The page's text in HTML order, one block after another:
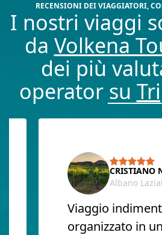
RECENSIONI DEI VIAGGIATORI,
I nostri viaggi
da Volkena
dei più
operator su
CRISTIANO N
Albano
Viaggio
organizzato in